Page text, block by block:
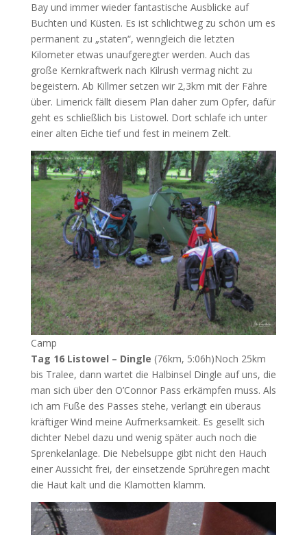
Bay und immer wieder fantastische Ausblicke auf
Buchten und Küsten. Es ist schlichtweg zu schön um es
permanent zu „staten“, wenngleich die letzten
Kilometer etwas unaufgeregter werden. Auch das
große Kernkraftwerk nach Kilrush vermag nicht zu
begeistern. Ab Killmer setzen wir 2,3km mit der Fähre
über. Limerick fällt diesem Plan daher zum Opfer, dafür
geht es schließlich bis Listowel. Dort schlafe ich unter
einer alten Eiche tief und fest in meinem Zelt.
Camp
Tag 16 Listowel – Dingle (76km, 5:06h)Noch 25km
bis Tralee, dann wartet die Halbinsel Dingle auf uns, die
man sich über den O’Connor Pass erkämpfen muss. Als
ich am Fuße des Passes stehe, verlangt ein überaus
kräftiger Wind meine Aufmerksamkeit. Es gesellt sich
dichter Nebel dazu und wenig später auch noch die
Sprenkelanlage. Die Nebelsuppe gibt nicht den Hauch
einer Aussicht frei, der einsetzende Sprühregen macht
die Haut kalt und die Klamotten klamm.